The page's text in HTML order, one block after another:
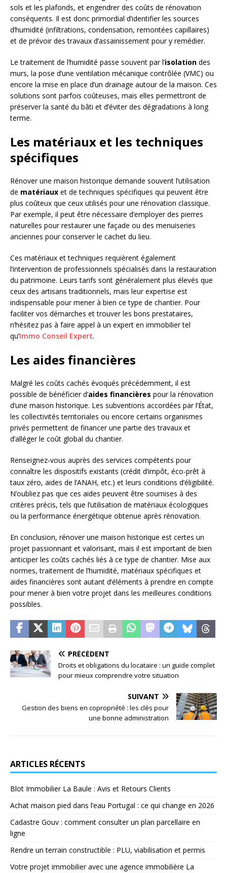
sols et les plafonds, et engendrer des coûts de rénovation
conséquents. Il est donc primordial d’identifier les sources
d’humidité (infiltrations, condensation, remontées capillaires)
et de prévoir des travaux d’assainissement pour y remédier.
Le traitement de l’humidité passe souvent par l’isolation des
murs, la pose d’une ventilation mécanique contrôlée (VMC) ou
encore la mise en place d’un drainage autour de la maison. Ces
solutions sont parfois coûteuses, mais elles permettront de
préserver la santé du bâti et d’éviter des dégradations à long
terme.
Les matériaux et les techniques
spécifiques
Rénover une maison historique demande souvent l’utilisation
de matériaux et de techniques spécifiques qui peuvent être
plus coûteux que ceux utilisés pour une rénovation classique.
Par exemple, il peut être nécessaire d’employer des pierres
naturelles pour restaurer une façade ou des menuiseries
anciennes pour conserver le cachet du lieu.
Ces matériaux et techniques requièrent également
l’intervention de professionnels spécialisés dans la restauration
du patrimoine. Leurs tarifs sont généralement plus élevés que
ceux des artisans traditionnels, mais leur expertise est
indispensable pour mener à bien ce type de chantier. Pour
faciliter vos démarches et trouver les bons prestataires,
n’hésitez pas à faire appel à un expert en immobilier tel
qu’Immo Conseil Expert.
Les aides financières
Malgré les coûts cachés évoqués précédemment, il est
possible de bénéficier d’aides financières pour la rénovation
d’une maison historique. Les subventions accordées par l’État,
les collectivités territoriales ou encore certains organismes
privés permettent de financer une partie des travaux et
d’alléger le coût global du chantier.
Renseignez-vous auprès des services compétents pour
connaître les dispositifs existants (crédit d’impôt, éco-prêt à
taux zéro, aides de l’ANAH, etc.) et leurs conditions d’éligibilité.
N’oubliez pas que ces aides peuvent être soumises à des
critères précis, tels que l’utilisation de matériaux écologiques
ou la performance énergétique obtenue après rénovation.
En conclusion, rénover une maison historique est certes un
projet passionnant et valorisant, mais il est important de bien
anticiper les coûts cachés liés à ce type de chantier. Mise aux
normes, traitement de l’humidité, matériaux spécifiques et
aides financières sont autant d’éléments à prendre en compte
pour mener à bien votre projet dans les meilleures conditions
possibles.
PRÉCÉDENT
Droits et obligations du locataire : un guide complet
pour mieux comprendre votre situation
SUIVANT
Gestion des biens en copropriété : les clés pour
une bonne administration
ARTICLES RÉCENTS
Blot Immobilier La Baule : Avis et Retours Clients
Achat maison pied dans l’eau Portugal : ce qui change en 2026
Cadastre Gouv : comment consulter un plan parcellaire en
ligne
Rendre un terrain constructible : PLU, viabilisation et permis
Votre projet immobilier avec une agence immobilière La